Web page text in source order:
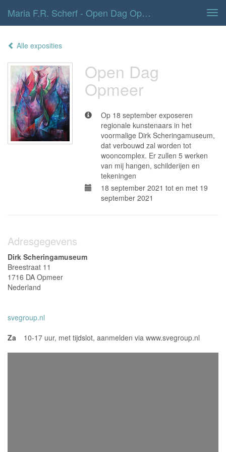
Maria F.r. Scherf - Open Dag Opmeer
Alle exposities
Open Dag
Opmeer
Op 18 september exposeren
regionale kunstenaars in het
voormalige Dirk Scheringamuseum,
dat verbouwd zal worden tot
wooncomplex. Er zullen 5 werken
van mij hangen, schilderijen en
tekeningen
18 september 2021 tot en met 19
september 2021
Adresgegevens
Dirk Scheringamuseum
Breestraat 11
1716 DA Opmeer
Nederland
svegroup.nl
Za
10-17 uur, met tijdslot, aanmelden via www.svegroup.nl